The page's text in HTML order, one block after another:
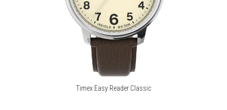
Timex Easy Reader Classic